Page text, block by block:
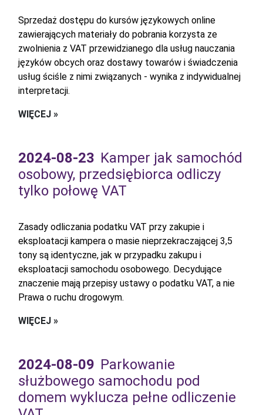
Sprzedaż dostępu do kursów językowych online
zawierających materiały do pobrania korzysta ze
zwolnienia z VAT przewidzianego dla usług nauczania
języków obcych oraz dostawy towarów i świadczenia
usług ściśle z nimi związanych - wynika z indywidualnej
interpretacji.
WIĘCEJ »
2024-08-23 Kamper jak samochód
osobowy, przedsiębiorca odliczy
tylko połowę VAT
Zasady odliczania podatku VAT przy zakupie i
eksploatacji kampera o masie nieprzekraczającej 3,5
tony są identyczne, jak w przypadku zakupu i
eksploatacji samochodu osobowego. Decydujące
znaczenie mają przepisy ustawy o podatku VAT, a nie
Prawa o ruchu drogowym.
WIĘCEJ »
2024-08-09 Parkowanie
służbowego samochodu pod
domem wyklucza pełne odliczenie